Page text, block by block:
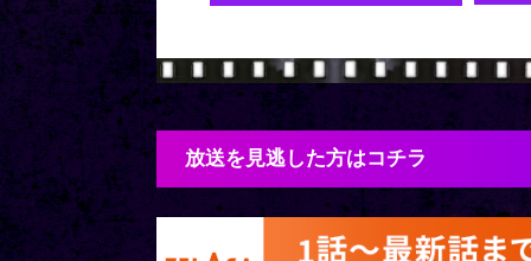
放送を見逃した方はコチラ